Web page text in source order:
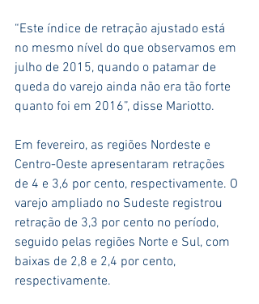
“Este índice de retração ajustado está
no mesmo nível do que observamos em
julho de 2015, quando o patamar de
queda do varejo ainda não era tão forte
quanto foi em 2016”, disse Mariotto.
Em fevereiro, as regiões Nordeste e
Centro-Oeste apresentaram retrações
de 4 e 3,6 por cento, respectivamente. O
varejo ampliado no Sudeste registrou
retração de 3,3 por cento no período,
seguido pelas regiões Norte e Sul, com
baixas de 2,8 e 2,4 por cento,
respectivamente.